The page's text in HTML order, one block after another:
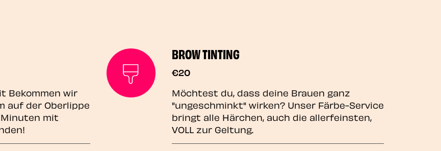
Bekommen wir
auf der Oberlippe
mit
BROW TINTING
€20
Möchtest du, dass deine Brauen ganz
"ungeschminkt" wirken? Unser Färbe-Service
bringt alle Härchen, auch die allerfeinsten,
VOLL zur Geltung.